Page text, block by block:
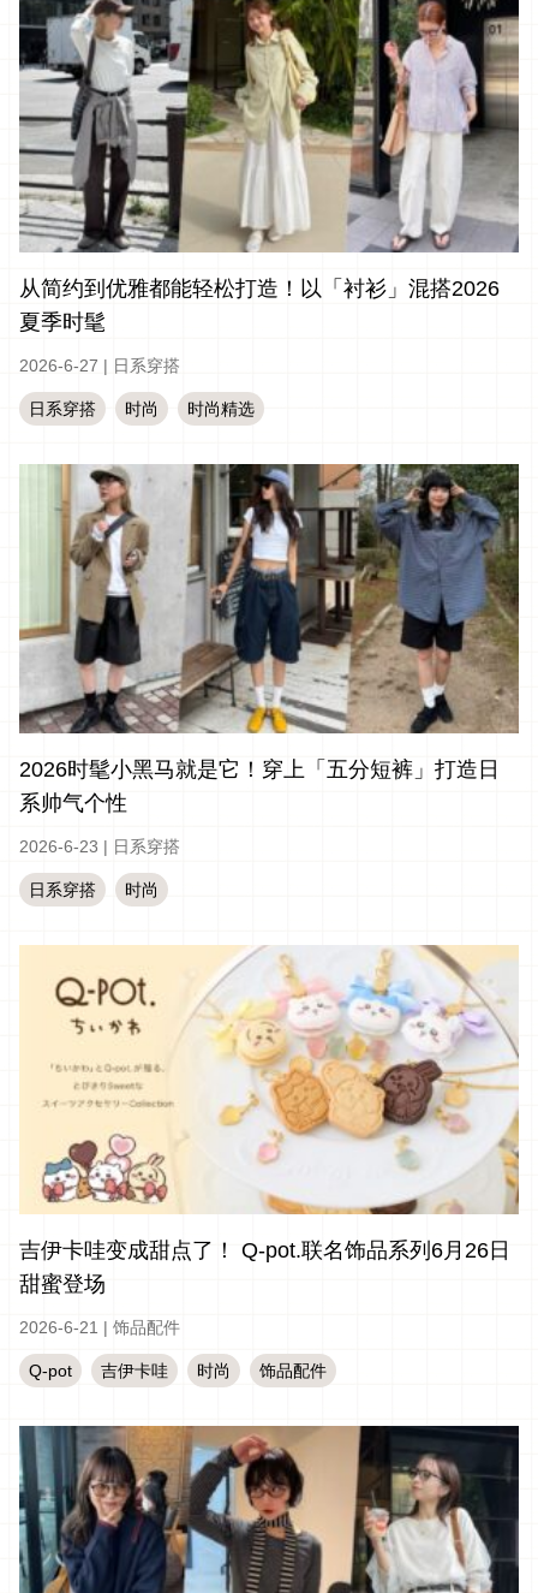
从简约到优雅都能轻松打造！以「衬衫」混搭2026
夏季时髦
2026-6-27 | 日系穿搭
日系穿搭 时尚 时尚精选
2026时髦小黑马就是它！穿上「五分短裤」打造日
系帅气个性
2026-6-23 | 日系穿搭
日系穿搭 时尚
吉伊卡哇变成甜点了！ Q-pot.联名饰品系列6月26日
甜蜜登场
2026-6-21 | 饰品配件
Q-pot 吉伊卡哇 时尚 饰品配件